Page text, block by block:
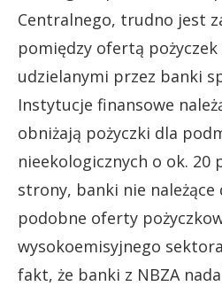
Centralnego, trudno jest
pomiędzy ofertą pożyczek
udzielanymi przez banki
Instytucje finansowe
obniżają pożyczki dla
nieekologicznych o ok. 20
strony, banki nie należące
podobne oferty
wysokoemisyjnego
fakt, że banki z NBZA